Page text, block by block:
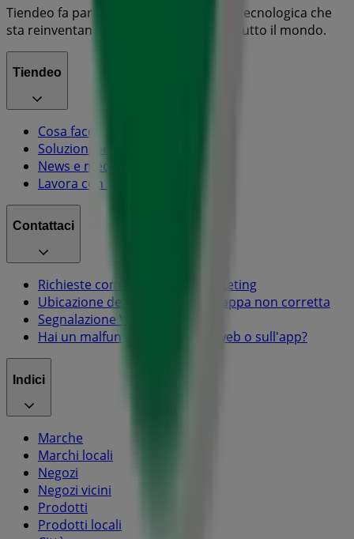
Tiendeo fa parte di Shopfully, l'azienda tecnologica che
sta reinventando lo shopping locale in tutto il mondo.
Tiendeo
Cosa facciamo
Soluzioni per le aziende
News e media
Lavora con noi
Contattaci
Richieste commerciali e di marketing
Ubicazione del negozio nella mappa non corretta
Segnalazione Volantino
Hai un malfunzionamento sul web o sull'app?
Indici
Marche
Marchi locali
Negozi
Negozi vicini
Prodotti
Prodotti locali